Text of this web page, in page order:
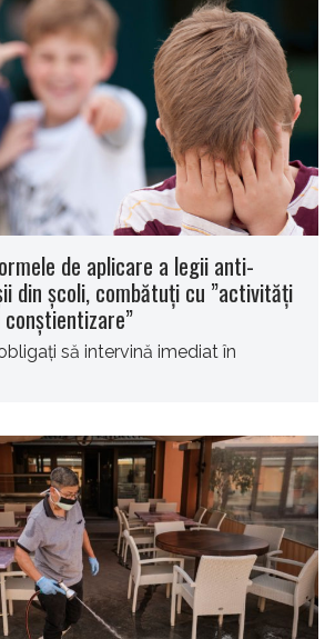
de aplicare a legii anti-
din școli, combătuți cu ”activități
să intervină imediat în